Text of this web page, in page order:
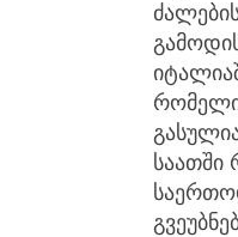
საათში